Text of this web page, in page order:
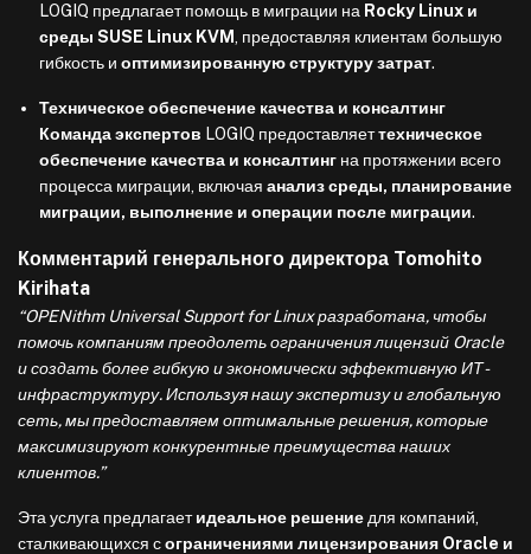
LOGIQ предлагает помощь в миграции на Rocky Linux и
среды SUSE Linux KVM
, предоставляя клиентам большую
гибкость иоптимизированную структуру затрат.
Техническое обеспечение качества и консалтинг
Команда экспертов LOGIQ предоставляеттехническое
обеспечение качества и консалтинг на протяжении всего
процесса миграции, включаяанализ среды, планирование
миграции, выполнение и операции после миграции.
Комментарий генерального директора Tomohito
Kirihata
“OPENithm Universal Support for Linux разработана, чтобы
помочь компаниям преодолеть ограничения лицензий Oracle
и создать более гибкую и экономически эффективную ИТ-
инфраструктуру. Используя нашу экспертизу и глобальную
сеть, мы предоставляем оптимальные решения, которые
максимизируют конкурентные преимущества наших
клиентов.”
Эта услуга предлагаетидеальное решение для компаний,
сталкивающихся сограничениями лицензирования Oracle и